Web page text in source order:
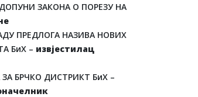
ЗАКОНА О ПОРЕЗУ НА
ПРЕДЛОГА НАЗИВА НОВИХ
БиХ – извјестилац
БРЧКО ДИСТРИКТ БиХ –